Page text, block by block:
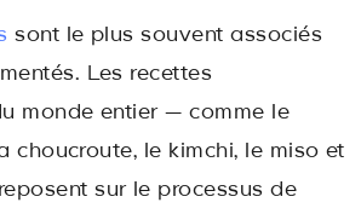
sont le plus souvent associés
Les recettes
monde entier — comme le
choucroute, le kimchi, le miso et
sur le processus de